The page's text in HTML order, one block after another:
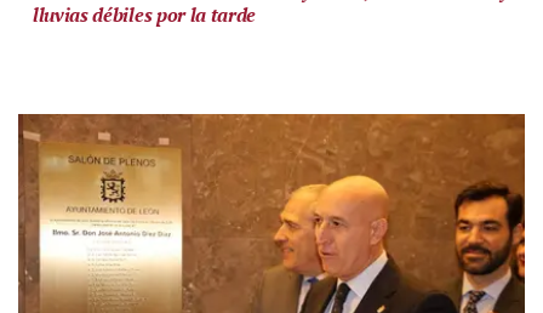
lluvias débiles por la tarde